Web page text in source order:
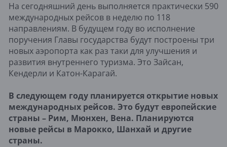
На сегодняшний день выполняется практически 590
международных рейсов в неделю по 118
направлениям. В будущем году во исполнение
поручения Главы государства будут построены три
новых аэропорта как раз таки для улучшения и
развития внутреннего туризма. Это Зайсан,
Кендерли и Катон-Карагай.
В следующем году планируется открытие новых
международных рейсов. Это будут европейские
страны – Рим, Мюнхен, Вена. Планируются
новые рейсы в Марокко, Шанхай и другие
страны.